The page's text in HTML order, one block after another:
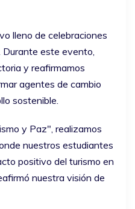
lleno de celebraciones
Durante este evento,
y reafirmamos
agentes de cambio
sostenible.
y Paz", realizamos
nuestros estudiantes
positivo del turismo en
nuestra visión de